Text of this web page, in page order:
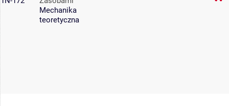
Mechanika
teoretyczna